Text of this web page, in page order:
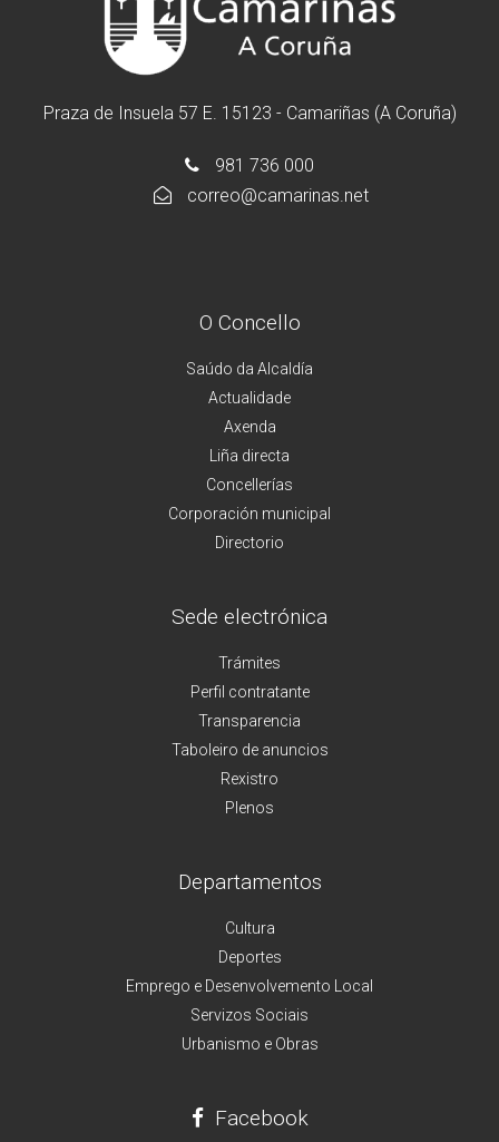
Praza de Insuela 57 E. 15123 - Camariñas (A Coruña)
981 736 000
correo@camarinas.net
O Concello
Saúdo da Alcaldía
Actualidade
Axenda
Liña directa
Concellerías
Corporación municipal
Directorio
Sede electrónica
Trámites
Perfil contratante
Transparencia
Taboleiro de anuncios
Rexistro
Plenos
Departamentos
Cultura
Deportes
Emprego e Desenvolvemento Local
Servizos Sociais
Urbanismo e Obras
Facebook